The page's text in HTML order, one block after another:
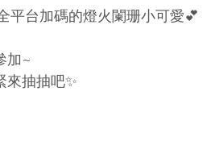
平台加碼的燈火闌珊小可愛💕
加~
來抽抽吧✨